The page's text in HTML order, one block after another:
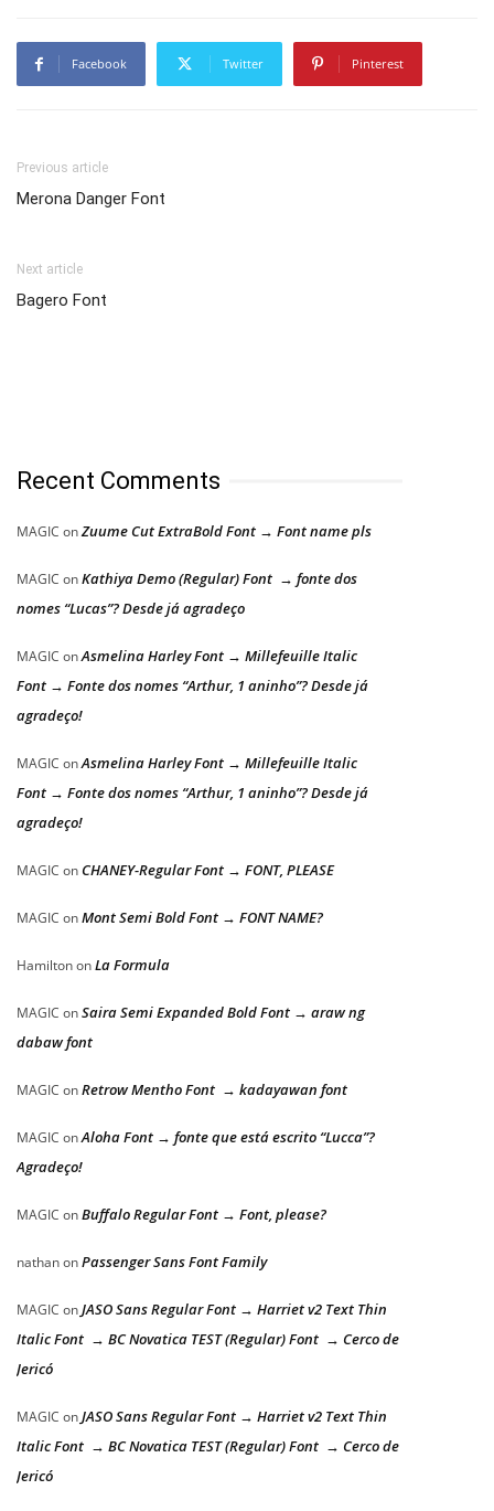
Facebook Twitter Pinterest
Previous article
Merona Danger Font
Next article
Bagero Font
Recent Comments
MAGIC onZuume Cut ExtraBold Font → Font name pls
MAGIC onKathiya Demo (Regular) Font → fonte dos
nomes “Lucas”? Desde já agradeço
MAGIC onAsmelina Harley Font → Millefeuille Italic
Font → Fonte dos nomes “Arthur, 1 aninho”? Desde já
agradeço!
MAGIC onAsmelina Harley Font → Millefeuille Italic
Font → Fonte dos nomes “Arthur, 1 aninho”? Desde já
agradeço!
MAGIC on CHANEY-Regular Font → FONT, PLEASE
MAGIC onMont Semi Bold Font → FONT NAME?
HamiltononLa Formula
MAGIC onSaira Semi Expanded Bold Font → araw ng
dabaw font
MAGIC onRetrow Mentho Font → kadayawan font
MAGIC onAloha Font → fonte que está escrito “Lucca”?
Agradeço!
MAGIC onBuffalo Regular Font → Font, please?
nathanonPassenger Sans Font Family
MAGIC onJASO Sans Regular Font → Harriet v2 Text Thin
Italic Font → BC Novatica TEST (Regular) Font → Cerco de
Jericó
MAGIC onJASO Sans Regular Font → Harriet v2 Text Thin
Italic Font → BC Novatica TEST (Regular) Font → Cerco de
Jericó